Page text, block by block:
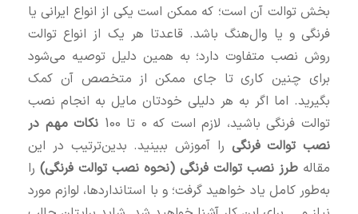
بخش توالت آن است؛ که ممکن است یکی از انواع ایرانی یا
فرنگی و یا وال‌هنگ باشد. قاعدتا هر یک از انواع توالت
روش نصب متفاوت دارد؛ به همین دلیل توصیه می‌شود
برای چنین کاری تا جای ممکن از متخصص آن کمک
بگیرید. اما اگر به هر دلیلی خودتان مایل به انجام نصب
توالت فرنگی باشید، لازم است که 0 تا 100
نکات مهم در
نصب توالت فرنگی را آموزش ببینید. بدین‌ترتیب در این
مقاله طرز نصب توالت فرنگی (نحوه نصب توالت فرنگی) را
به‌طور کامل یاد خواهید گرفت؛ و با استانداردها، لوازم مورد